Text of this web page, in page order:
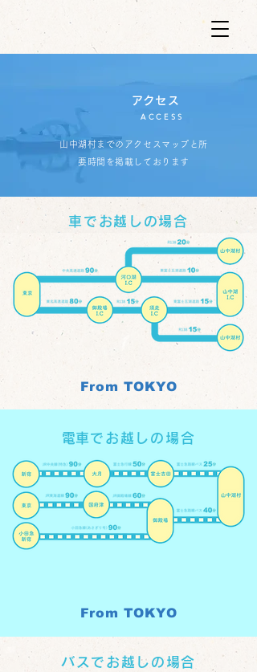
ACCESS
​アクセス
山中湖村までのアクセスマップと所
要時間を掲載しております
From TOKYO
車でお越しの場合
​電車でお越しの場合
From TOKYO
バスでお越しの場合